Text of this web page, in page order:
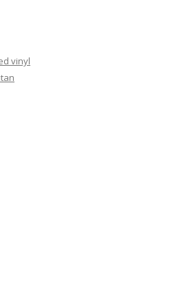
vinyl